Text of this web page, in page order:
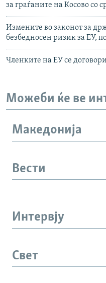
за граѓаните на Косово со
Измените во законот за
безбедносен ризик за ЕУ,
Членките на ЕУ се
Можеби ќе ве
Македонија
Вести
Интервју
Свет